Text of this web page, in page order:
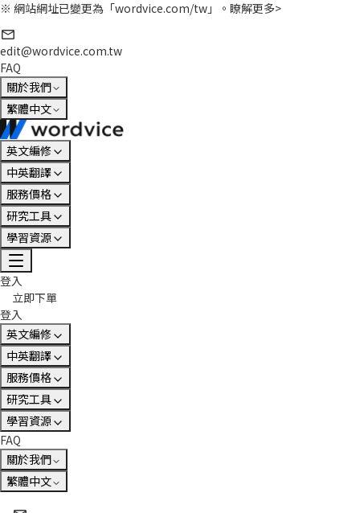
※ 網站網址已變更為「wordvice.com/tw」。 瞭解更多>
edit@wordvice.com.tw
FAQ
關於我們
繁體中文
英文編修
中英翻譯
服務價格
研究工具
學習資源
登入
立即下單
登入
英文編修
中英翻譯
服務價格
研究工具
學習資源
FAQ
關於我們
繁體中文